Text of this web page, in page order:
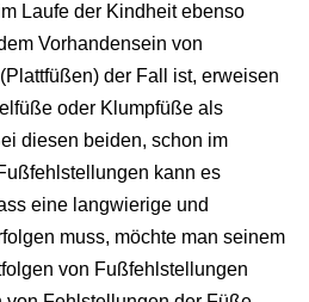
Laufe der Kindheit ebenso
Vorhandensein von
der Fall ist, erweisen
oder Klumpfüße als
diesen beiden, schon im
kann es
eine langwierige und
muss, möchte man seinem
von Fußfehlstellungen